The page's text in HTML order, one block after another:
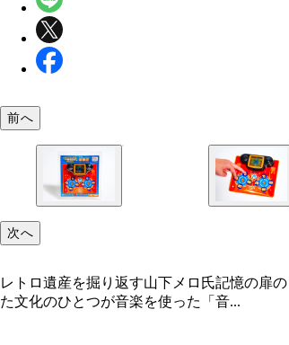
前へ
次へ
レトロ遺産を掘り返す山下メロ氏記憶の扉
た文化のひとつが音楽を使った「音...